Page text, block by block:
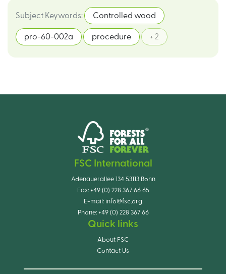
Subject Keywords: Controlled wood
pro-60-002a procedure + 2
FSC International
Adenauerallee 134 53113 Bonn
Fax: +49 (0) 228 367 66 65
E-mail: info@fsc.org
Phone: +49 (0) 228 367 66
Quick links
About FSC
Contact Us